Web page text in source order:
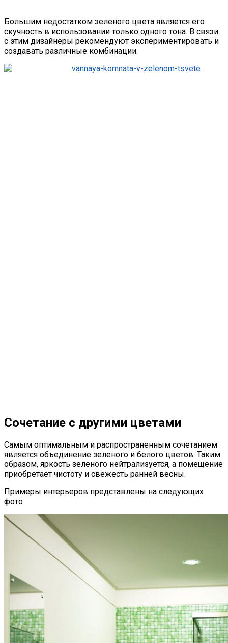
Большим недостатком зеленого цвета является его
скучность в использовании только одного тона. В связи
с этим дизайнеры рекомендуют экспериментировать и
создавать различные комбинации.
Сочетание с другими цветами
Самым оптимальным и распространенным сочетанием
является объединение зеленого и белого цветов. Таким
образом, яркость зеленого нейтрализуется, а помещение
приобретает чистоту и свежесть ранней весны.
Примеры интерьеров представлены на следующих
фото